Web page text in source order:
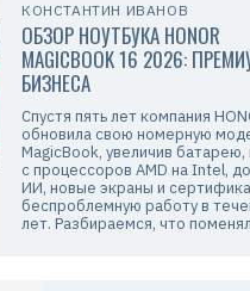
КОНСТАНТИН ИВАНОВ
ОБЗОР НОУТБУКА HONOR
MAGICBOOK 16 2026:
БИЗНЕСА
Спустя пять лет компания
обновила свою номерную
MagicBook, увеличив
с процессоров AMD на Intel,
ИИ, новые экраны и
беспроблемную работу в
лет. Разбираемся, что